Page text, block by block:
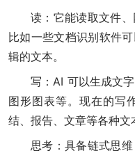
读：它能读取文件、
比如一些文档识别软件
辑的文本。
写：AI 可以生成文
图形图表等。现在的写
结、报告、文章等各种文
思考：具备链式思